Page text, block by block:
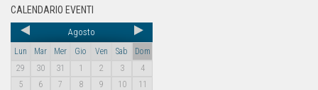
CALENDARIO EVENTI
Agosto
Lun Mar Mer Gio Ven Sab
Dom
29
30 31 1 2 3
4
5
6 7 8 9 10
11